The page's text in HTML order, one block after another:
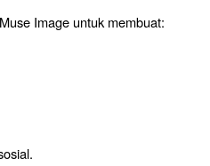
Image untuk membuat: